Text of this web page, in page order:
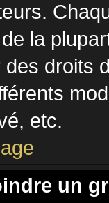
la
droits
etc.
un